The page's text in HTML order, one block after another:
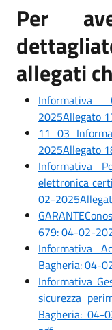
Per
allegati
2025Allegato
2025Allegato
Informativa
elettronica
02-
679: 04-02-
Informativa
Bagheria: 04-
Informativa
sicurezza
Bagheria: 04-